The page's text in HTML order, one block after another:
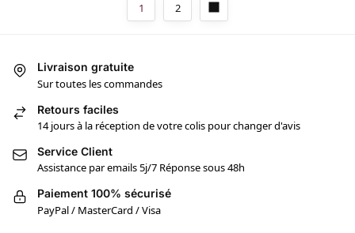
1 2
Livraison gratuite
Sur toutes les commandes
Retours faciles
14 jours à la réception de votre colis pour changer d'avis
Service Client
Assistance par emails 5j/7 Réponse sous 48h
Paiement 100% sécurisé
PayPal / MasterCard / Visa